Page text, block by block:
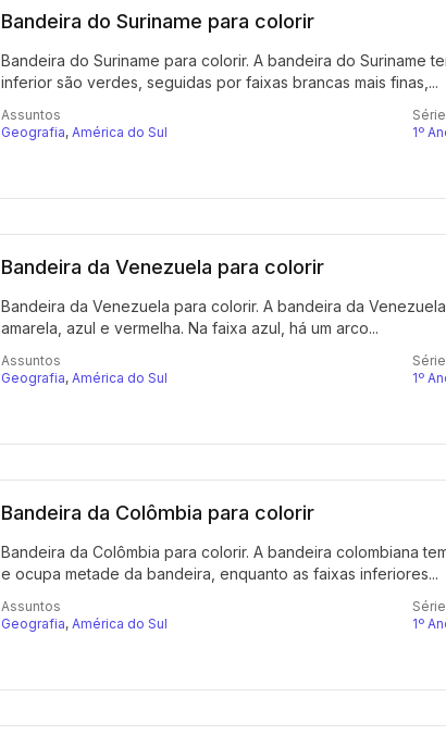
Bandeira do Suriname para colorir
Bandeira do Suriname para colorir. A bandeira do Suriname
inferior são verdes, seguidas por faixas brancas mais finas,...
Assuntos
Geografia, América do Sul
1º
Bandeira da Venezuela para colorir
Bandeira da Venezuela para colorir. A bandeira da
amarela, azul e vermelha. Na faixa azul, há um arco...
Assuntos
Geografia, América do Sul
1º
Bandeira da Colômbia para colorir
Bandeira da Colômbia para colorir. A bandeira colombiana
e ocupa metade da bandeira, enquanto as faixas inferiores...
Assuntos
Geografia, América do Sul
1º